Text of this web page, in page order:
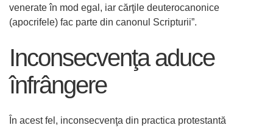
venerate în mod egal, iar cărţile deuterocanonice
(apocrifele) fac parte din canonul Scripturii”.
Inconsecvenţa aduce
înfrângere
În acest fel, inconsecvenţa din practica protestantă